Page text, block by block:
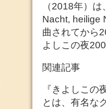
（2018年）
Nacht, heilige
曲されてから
よしこの夜
関連記事
『きよしこ
とは、有名な